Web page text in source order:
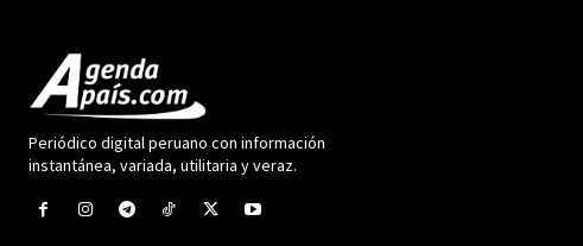
Periódico digital peruano con información
instantánea, variada, utilitaria y veraz.